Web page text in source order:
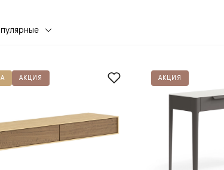
АКЦИЯ АКЦИЯ